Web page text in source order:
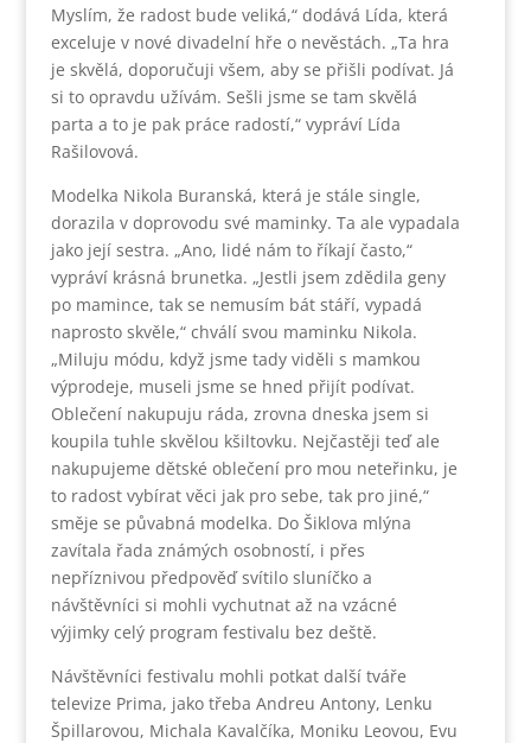
Myslím, že radost bude veliká,“ dodává Lída, která
exceluje v nové divadelní hře o nevěstách. „Ta hra
je skvělá, doporučuji všem, aby se přišli podívat. Já
si to opravdu užívám. Sešli jsme se tam skvělá
parta a to je pak práce radostí,“ vypráví Lída
Rašilovová.
Modelka Nikola Buranská, která je stále single,
dorazila v doprovodu své maminky. Ta ale vypadala
jako její sestra. „Ano, lidé nám to říkají často,“
vypráví krásná brunetka. „Jestli jsem zdědila geny
po mamince, tak se nemusím bát stáří, vypadá
naprosto skvěle,“ chválí svou maminku Nikola.
„Miluju módu, když jsme tady viděli s mamkou
výprodeje, museli jsme se hned přijít podívat.
Oblečení nakupuju ráda, zrovna dneska jsem si
koupila tuhle skvělou kšiltovku. Nejčastěji teď ale
nakupujeme dětské oblečení pro mou neteřinku, je
to radost vybírat věci jak pro sebe, tak pro jiné,“
směje se půvabná modelka. Do Šiklova mlýna
zavítala řada známých osobností, i přes
nepříznivou předpověď svítilo sluníčko a
návštěvníci si mohli vychutnat až na vzácné
výjimky celý program festivalu bez deště.
Návštěvníci festivalu mohli potkat další tváře
televize Prima, jako třeba Andreu Antony, Lenku
Špillarovou, Michala Kavalčíka, Moniku Leovou, Evu